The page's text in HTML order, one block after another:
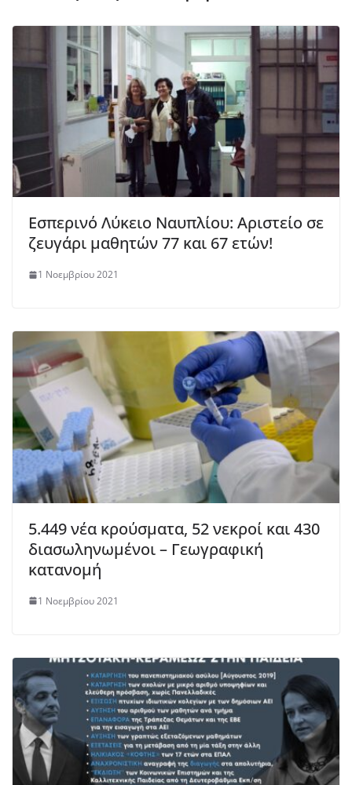
Εσπερινό Λύκειο Ναυπλίου: Αριστείο σε
ζευγάρι μαθητών 77 και 67 ετών!
1 Νοεμβρίου 2021
5.449 νέα κρούσματα, 52 νεκροί και 430
διασωληνωμένοι – Γεωγραφική
κατανομή
1 Νοεμβρίου 2021